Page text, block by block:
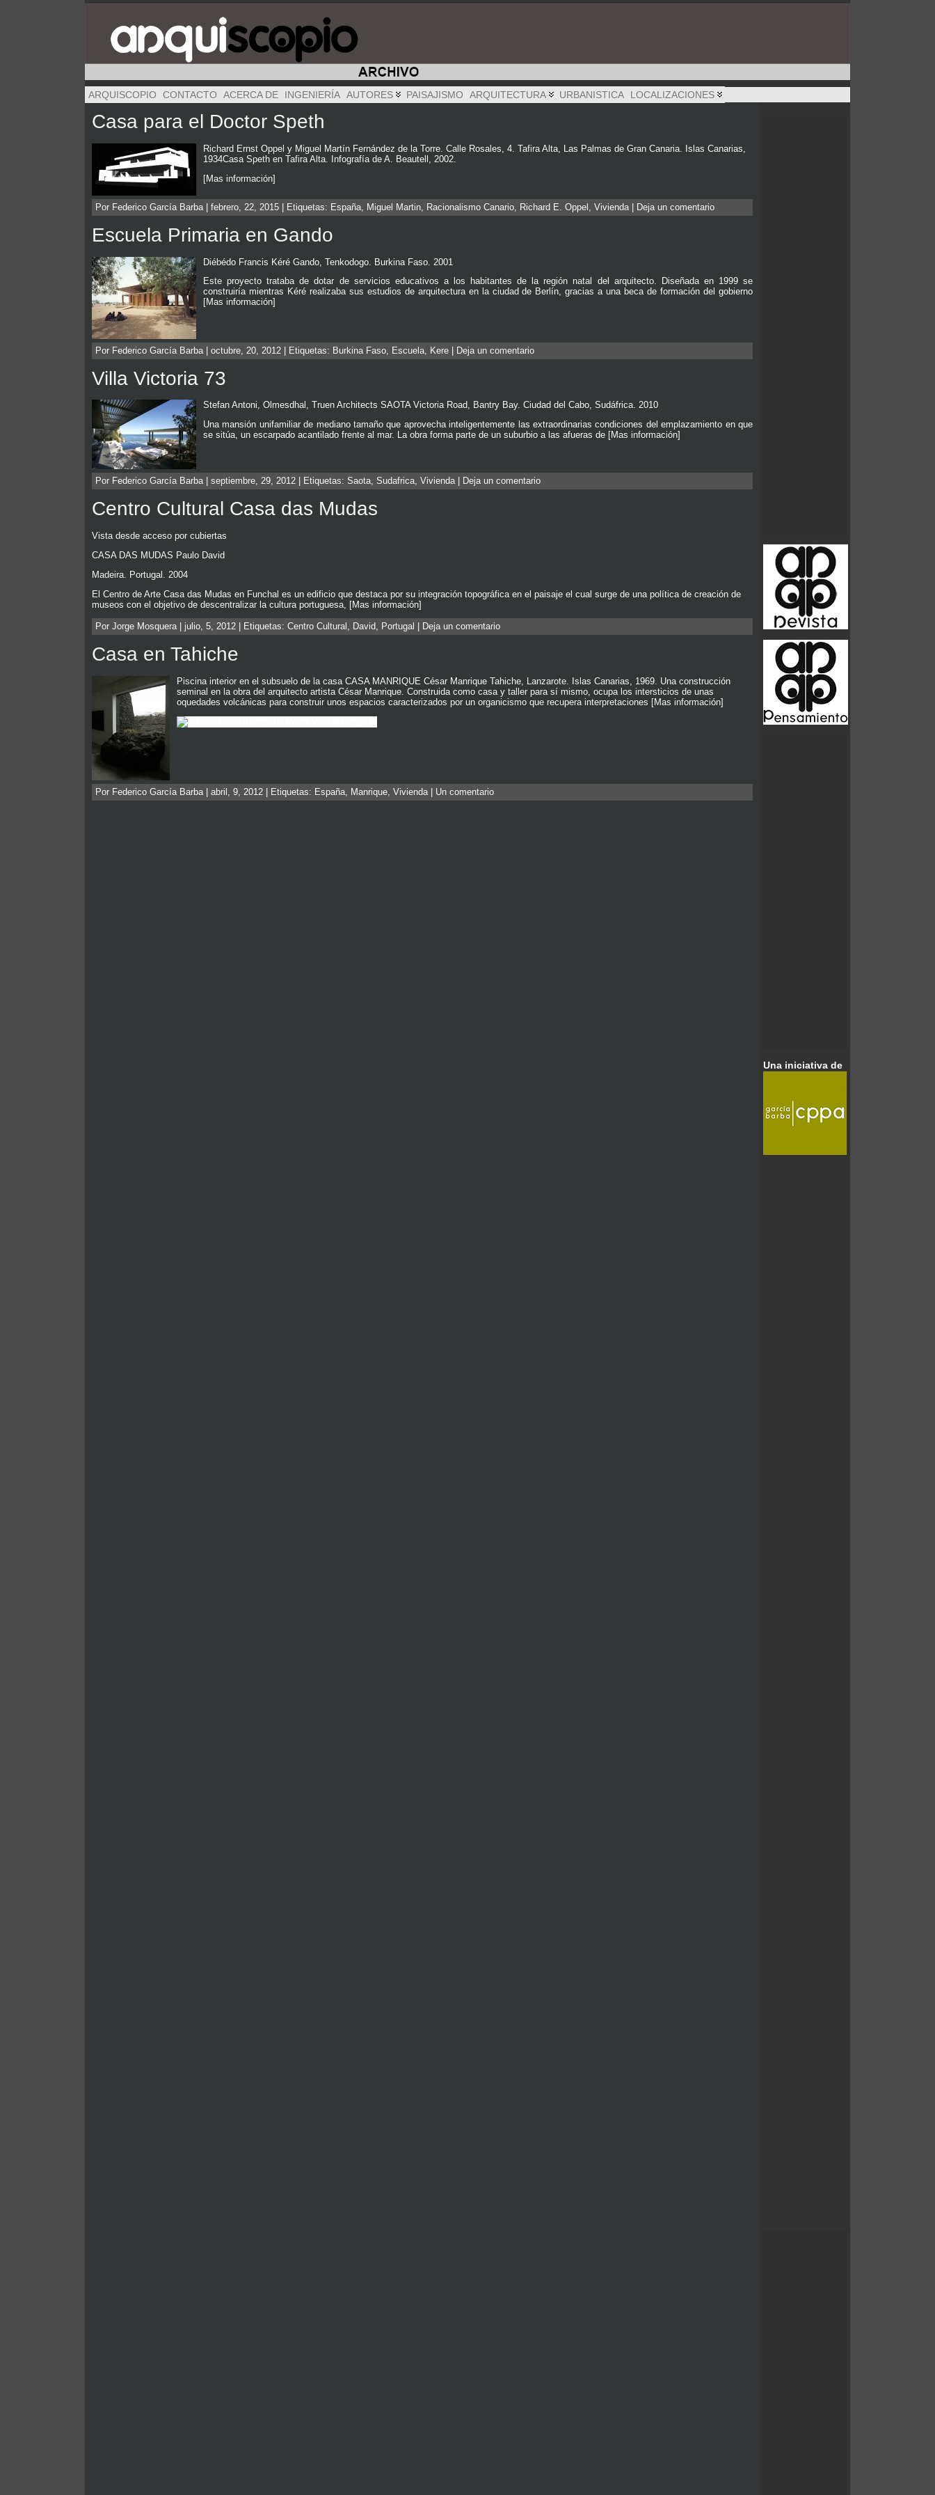
ARQUISCOPIO CONTACTO ACERCA DE INGENIERÍA AUTORES PAISAJISMO ARQUITECTURA URBANISTICA LOCALIZACIONES
Casa para el Doctor Speth
Richard Ernst Oppel y Miguel Martín Fernández de la Torre. Calle Rosales, 4. Tafira Alta, Las Palmas de Gran Canaria. Islas Canarias,
1934Casa Speth en Tafira Alta. Infografía de A. Beautell, 2002.
[Mas información]
Por Federico García Barba | febrero, 22, 2015 | Etiquetas: España Miguel Martin Racionalismo Canario Richard E. Oppel Vivienda Deja un comentario
Escuela Primaria en Gando
Diébédo Francis Kéré Gando, Tenkodogo. Burkina Faso. 2001
Este proyecto trataba de dotar de servicios educativos a los habitantes de la región natal del arquitecto. Diseñada en 1999 se
construiría mientras Kéré realizaba sus estudios de arquitectura en la ciudad de Berlín, gracias a una beca de formación del gobierno
[Mas información]
Por Federico García Barba | octubre, 20, 2012 | Etiquetas: Burkina Faso Escuela Kere | Deja un comentario
Villa Victoria 73
Stefan Antoni, Olmesdhal, Truen Architects SAOTA Victoria Road, Bantry Bay. Ciudad del Cabo, Sudáfrica. 2010
Una mansión unifamiliar de mediano tamaño que aprovecha inteligentemente las extraordinarias condiciones del emplazamiento en que
se sitúa, un escarpado acantilado frente al mar. La obra forma parte de un suburbio a las afueras de [Mas información]
Por Federico García Barba | septiembre, 29, 2012 | Etiquetas: Saota, Sudafrica, Vivienda| Deja un comentario
Centro Cultural Casa das Mudas
Vista desde acceso por cubiertas
CASA DAS MUDAS Paulo David
Madeira. Portugal. 2004
El Centro de Arte Casa das Mudas en Funchal es un edificio que destaca por su integración topográfica en el paisaje el cual surge de una política de creación de
museos con el objetivo de descentralizar la cultura portuguesa, [Mas información]
Por Jorge Mosquera | julio, 5, 2012 | Etiquetas: Centro Cultural , David, Portugal Deja un comentario
Casa en Tahiche
Piscina interior en el subsuelo de la casa CASA MANRIQUE César Manrique Tahiche, Lanzarote. Islas Canarias, 1969. Una construcción
seminal en la obra del arquitecto artista César Manrique. Construida como casa y taller para sí mismo, ocupa los intersticios de unas
oquedades volcánicas para construir unos espacios caracterizados por un organicismo que recupera interpretaciones [Mas información]
Por Federico García Barba | abril, 9, 2012 | Etiquetas: España, Manrique, Vivienda| Un comentario
Una iniciativa de